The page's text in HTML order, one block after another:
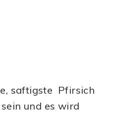
saftigste Pfirsich
und es wird